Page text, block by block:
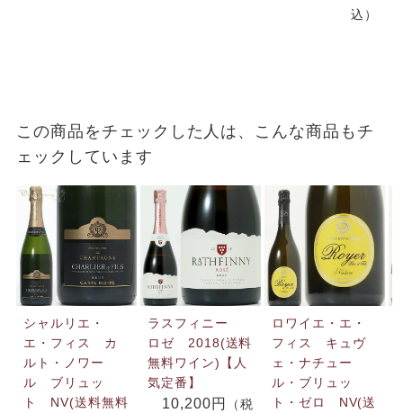
込）
この商品をチェックした人は、こんな商品もチ
ェックしています
シャルリエ・
エ・フィス カ
ルト・ノワー
ル ブリュッ
ト NV(送料無料
ラスフィニー
ロゼ 2018(送料
無料ワイン)【人
気定番】
10,200円
（税
ロワイエ・エ・
フィス キュヴ
ェ・ナチュー
ル・ブリュッ
ト・ゼロ NV(送